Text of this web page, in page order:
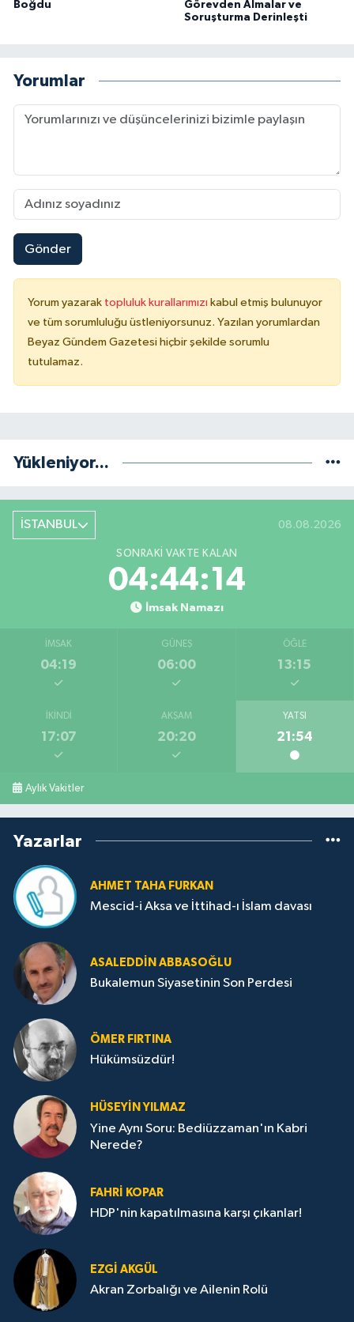
Boğdu
Görevden Almalar ve
Soruşturma Derinleşti
Yorumlar
Gönder
Yorum yazarak topluluk kurallarımızı kabul etmiş bulunuyor
ve tüm sorumluluğu üstleniyorsunuz. Yazılan yorumlardan
Beyaz Gündem Gazetesi hiçbir şekilde sorumlu
tutulamaz.
Yükleniyor...
İSTANBUL 08.08.2026
SONRAKI VAKTE KALAN
04:44:13
İmsak Namazı
İMSAK
04:19
GÜNEŞ
06:00
ÖĞLE
13:15
İKINDI
17:07
AKŞAM
20:20
YATSI
21:54
Aylık Vakitler
Yazarlar
AHMET TAHA FURKAN
Mescid-i Aksa ve İttihad-ı İslam davası
ASALEDDIN ABBASOĞLU
Bukalemun Siyasetinin Son Perdesi
ÖMER FIRTINA
Hükümsüzdür!
HÜSEYIN YILMAZ
Yine Aynı Soru: Bediüzzaman'ın Kabri
Nerede?
FAHRI KOPAR
HDP'nin kapatılmasına karşı çıkanlar!
EZGI AKGÜL
Akran Zorbalığı ve Ailenin Rolü